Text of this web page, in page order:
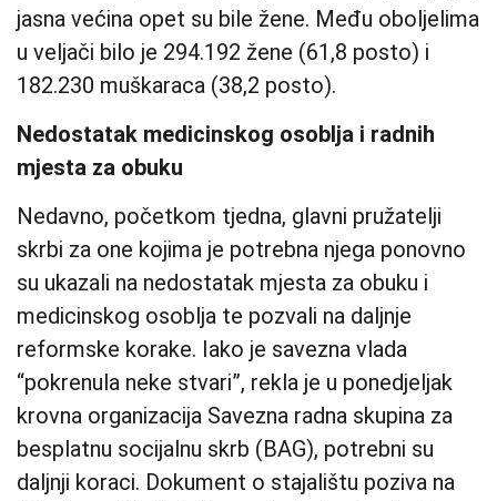
jasna većina opet su bile žene. Među oboljelima
u veljači bilo je 294.192 žene (61,8 posto) i
182.230 muškaraca (38,2 posto).
Nedostatak medicinskog osoblja i radnih
mjesta za obuku
Nedavno, početkom tjedna, glavni pružatelji
skrbi za one kojima je potrebna njega ponovno
su ukazali na nedostatak mjesta za obuku i
medicinskog osoblja te pozvali na daljnje
reformske korake. Iako je savezna vlada
“pokrenula neke stvari”, rekla je u ponedjeljak
krovna organizacija Savezna radna skupina za
besplatnu socijalnu skrb (BAG), potrebni su
daljnji koraci. Dokument o stajalištu poziva na